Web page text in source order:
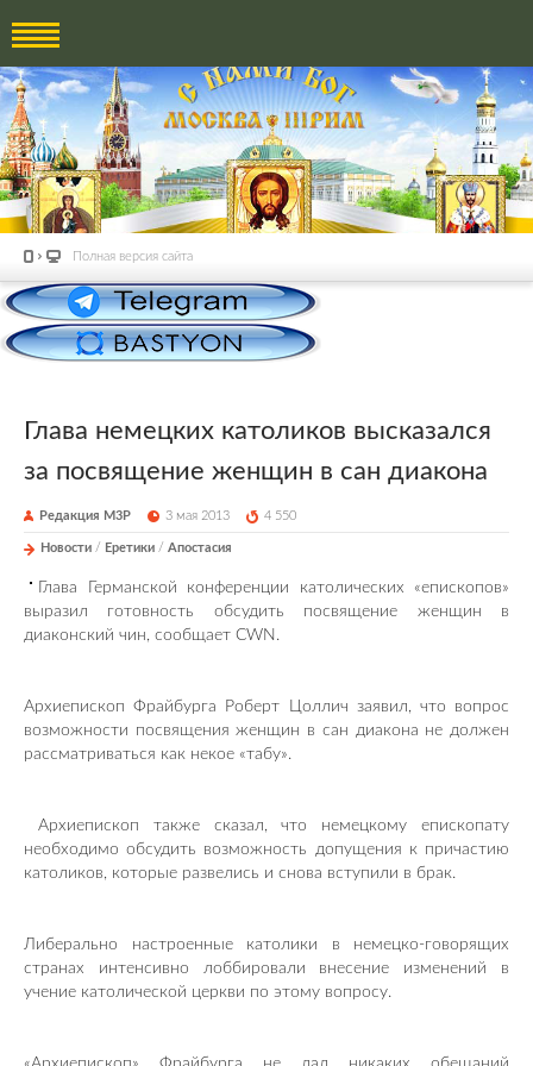
Полная версия сайта
Глава немецких католиков высказался
за посвящение женщин в сан диакона
Редакция М3Р 3 мая 2013 4 550
Новости / Еретики / Апостасия
Глава Германской конференции католических «епископов»
выразил готовность обсудить посвящение женщин в
диаконский чин, сообщает CWN.
Архиепископ Фрайбурга Роберт Цоллич заявил, что вопрос
возможности посвящения женщин в сан диакона не должен
рассматриваться как некое «табу».
Архиепископ также сказал, что немецкому епископату
необходимо обсудить возможность допущения к причастию
католиков, которые развелись и снова вступили в брак.
Либерально настроенные католики в немецко-говорящих
странах интенсивно лоббировали внесение изменений в
учение католической церкви по этому вопросу.